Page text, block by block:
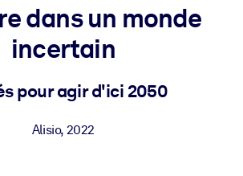
vérifiées et concises dans votre
dans un monde
incertain
pour agir d'ici 2050
Alisio, 2022